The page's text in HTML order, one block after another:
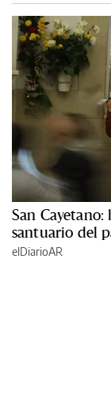
San
santuario del
elDiarioAR